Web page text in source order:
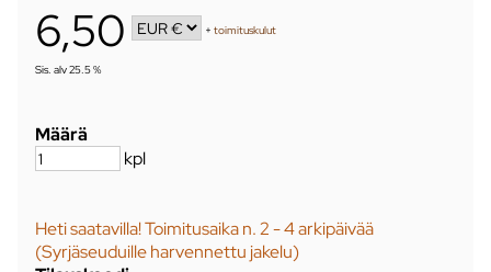
6,50 +toimituskulut
Sis. alv 25.5 %
Määrä
kpl
Heti saatavilla! Toimitusaika n. 2 - 4 arkipäivää
(Syrjäseuduille harvennettu jakelu)